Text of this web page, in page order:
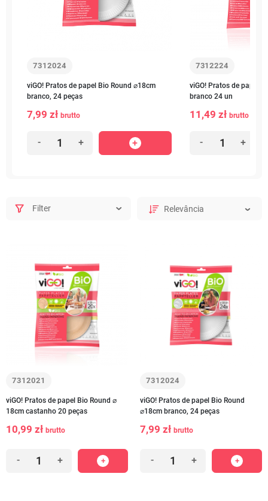
7312024
viGO! Pratos de papel Bio Round ⌀18cm
branco, 24 peças
7,99 zł brutto
- +
7312224
viGO! Pratos de papel
branco 24 un
11,49 zł brutto
- +
Filter
7312021
viGO! Pratos de papel Bio Round ⌀
18cm castanho 20 peças
10,99 zł brutto
- +
7312024
viGO! Pratos de papel Bio Round
⌀18cm branco, 24 peças
7,99 zł brutto
- +